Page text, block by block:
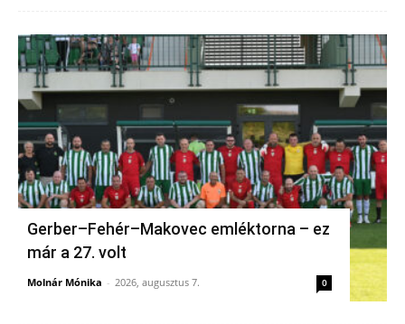
Gerber–Fehér–Makovec emléktorna – ez
már a 27. volt
Molnár Mónika - 2026, augusztus 7. 0